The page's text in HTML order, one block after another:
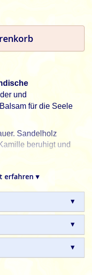
und
für die Seele
Sandelholz
beruhigt und
toxische oder
erfahren ▾